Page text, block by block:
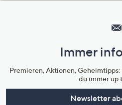
Immer
Premieren, Aktionen,
du immer up
Newsletter